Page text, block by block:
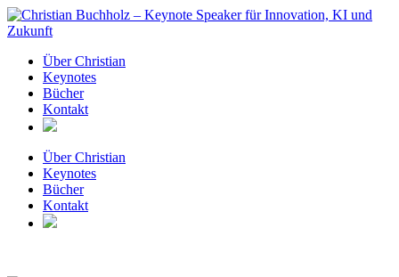
Zum
Inhalt
Über Christian
Keynotes
Bücher
Kontakt
Über Christian
Keynotes
Bücher
Kontakt